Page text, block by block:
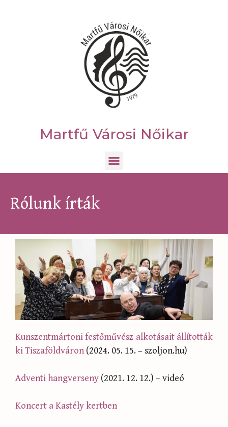
Martfű Városi Nőikar
Rólunk írták
Kunszentmártoni festőművész alkotásait állították
ki Tiszaföldváron (2024. 05. 15. – szoljon.hu)
Adventi hangverseny (2021. 12. 12.) – videó
Koncert a Kastély kertben